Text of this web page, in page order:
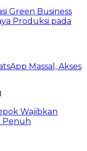
Green Business
Produksi pada
Massal, Akses
Wajibkan
Penuh